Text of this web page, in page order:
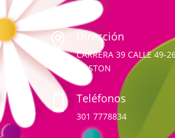
 Dirección
CARRERA 39 CALLE 49-
BOSTON
 Teléfonos
301 7778834